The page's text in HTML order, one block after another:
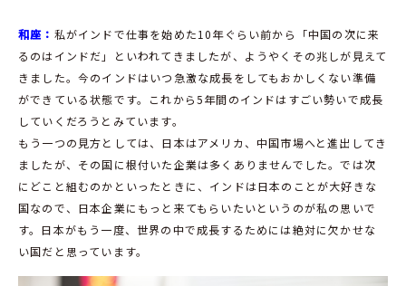
和座： 私がインドで仕事を始めた10年ぐらい前から「中国の次に来
るのはインドだ」といわれてきましたが、ようやくその兆しが見えて
きました。今のインドはいつ急激な成長をしてもおかしくない準備
ができている状態です。これから5年間のインドはすごい勢いで成長
していくだろうとみています。
もう一つの見方としては、日本はアメリカ、中国市場へと進出してき
ましたが、その国に根付いた企業は多くありませんでした。では次
にどこと組むのかといったときに、インドは日本のことが大好きな
国なので、日本企業にもっと来てもらいたいというのが私の思いで
す。日本がもう一度、世界の中で成長するためには絶対に欠かせな
い国だと思っています。